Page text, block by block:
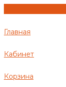
Главная
Кабинет
Корзина